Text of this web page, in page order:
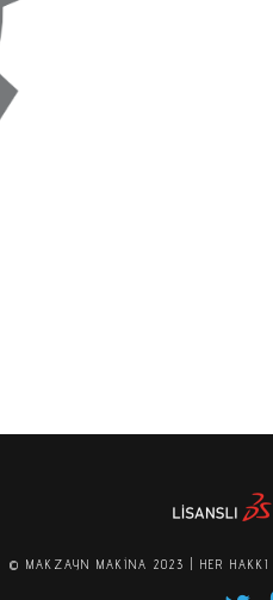
© MAKZAYN MAKINA 2023 | HER